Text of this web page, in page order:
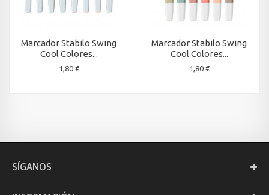
Marcador Stabilo Swing
Cool Colores...
1,80 €
Marcador Stabilo Swing
Cool Colores...
1,80 €
SÍGANOS